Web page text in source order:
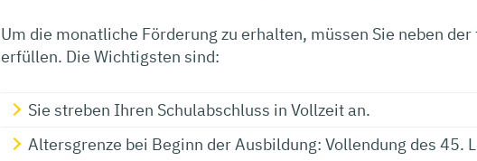
Um die monatliche Förderung zu erhalten, müssen Sie neben
erfüllen. Die Wichtigsten sind:
Sie streben Ihren Schulabschluss in Vollzeit an.
Altersgrenze bei Beginn der Ausbildung: Vollendung des 45.